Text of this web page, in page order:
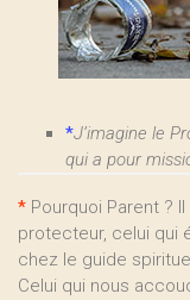
*J’imagine le
qui a pour
* Pourquoi Parent ?
protecteur, celui qui
chez le guide
Celui qui nous